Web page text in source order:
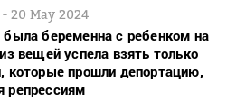
-20 May 2024
была беременна с ребенком на
вещей успела взять только
которые прошли депортацию,
репрессиям